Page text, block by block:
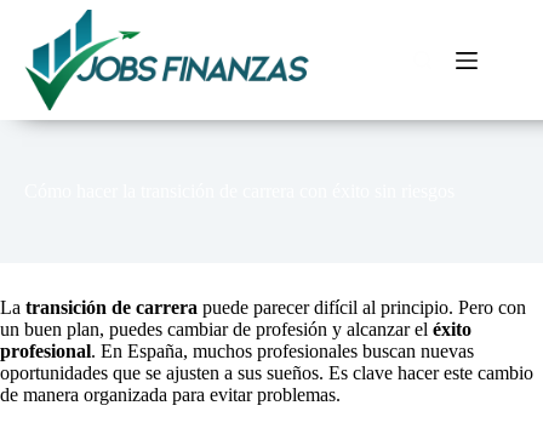
conteúdo
La transición de carrera puede parecer difícil al principio. Pero con
un buen plan, puedes cambiar de profesión y alcanzar el éxito
profesional. En España, muchos profesionales buscan nuevas
oportunidades que se ajusten a sus sueños. Es clave hacer este cambio
de manera organizada para evitar problemas.